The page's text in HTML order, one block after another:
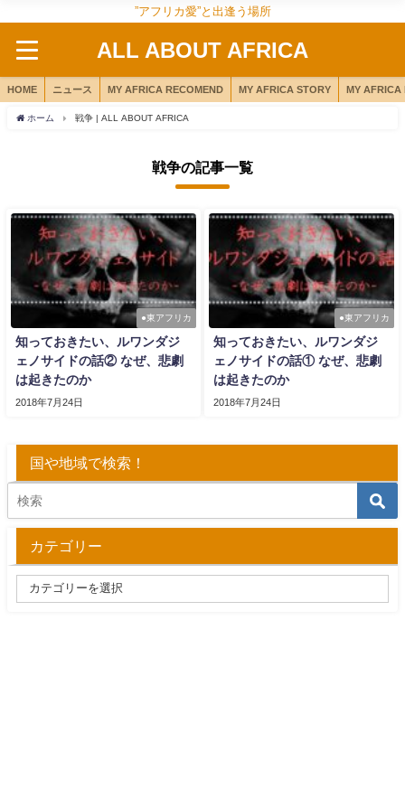
”アフリカ愛”と出逢う場所
ALL ABOUT AFRICA
HOME ニュース MY AFRICA RECOMEND MY AFRICA STORY MY AFRICA
ホーム 戦争 | ALL ABOUT AFRICA
戦争の記事一覧
●東アフリカ
知っておきたい、ルワンダジ
ェノサイドの話② なぜ、悲劇
は起きたのか
2018年7月24日
●東アフリカ
知っておきたい、ルワンダジ
ェノサイドの話① なぜ、悲劇
は起きたのか
2018年7月24日
国や地域で検索！
カテゴリー